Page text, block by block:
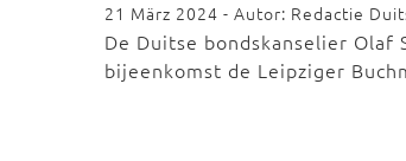
21 März 2024 - Autor: Redactie
De Duitse bondskanselier Olaf
bijeenkomst de Leipziger